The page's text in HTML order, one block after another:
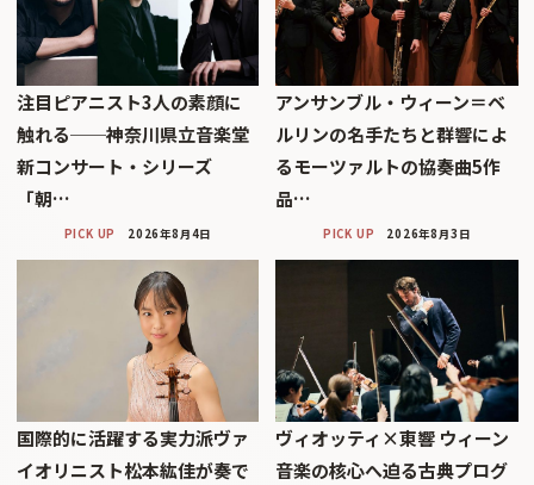
注目ピアニスト3人の素顔に
触れる──神奈川県立音楽堂
新コンサート・シリーズ
「朝…
PICK UP 2026年8月4日
アンサンブル・ウィーン＝ベ
ルリンの名手たちと群響によ
るモーツァルトの協奏曲5作
品…
PICK UP 2026年8月3日
国際的に活躍する実力派ヴァ
イオリニスト松本紘佳が奏で
ヴィオッティ×東響 ウィーン
音楽の核心へ迫る古典プログ